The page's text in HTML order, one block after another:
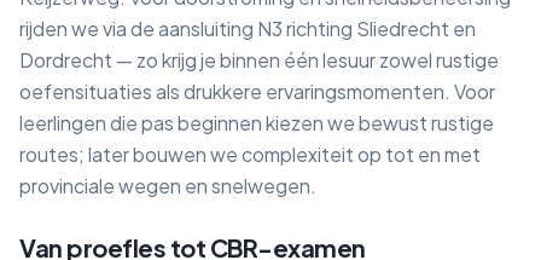
rijden we via de aansluiting N3 richting Sliedrecht en
Dordrecht — zo krijg je binnen één lesuur zowel rustige
oefensituaties als drukkere ervaringsmomenten. Voor
leerlingen die pas beginnen kiezen we bewust rustige
routes; later bouwen we complexiteit op tot en met
provinciale wegen en snelwegen.
Van proefles tot CBR-examen